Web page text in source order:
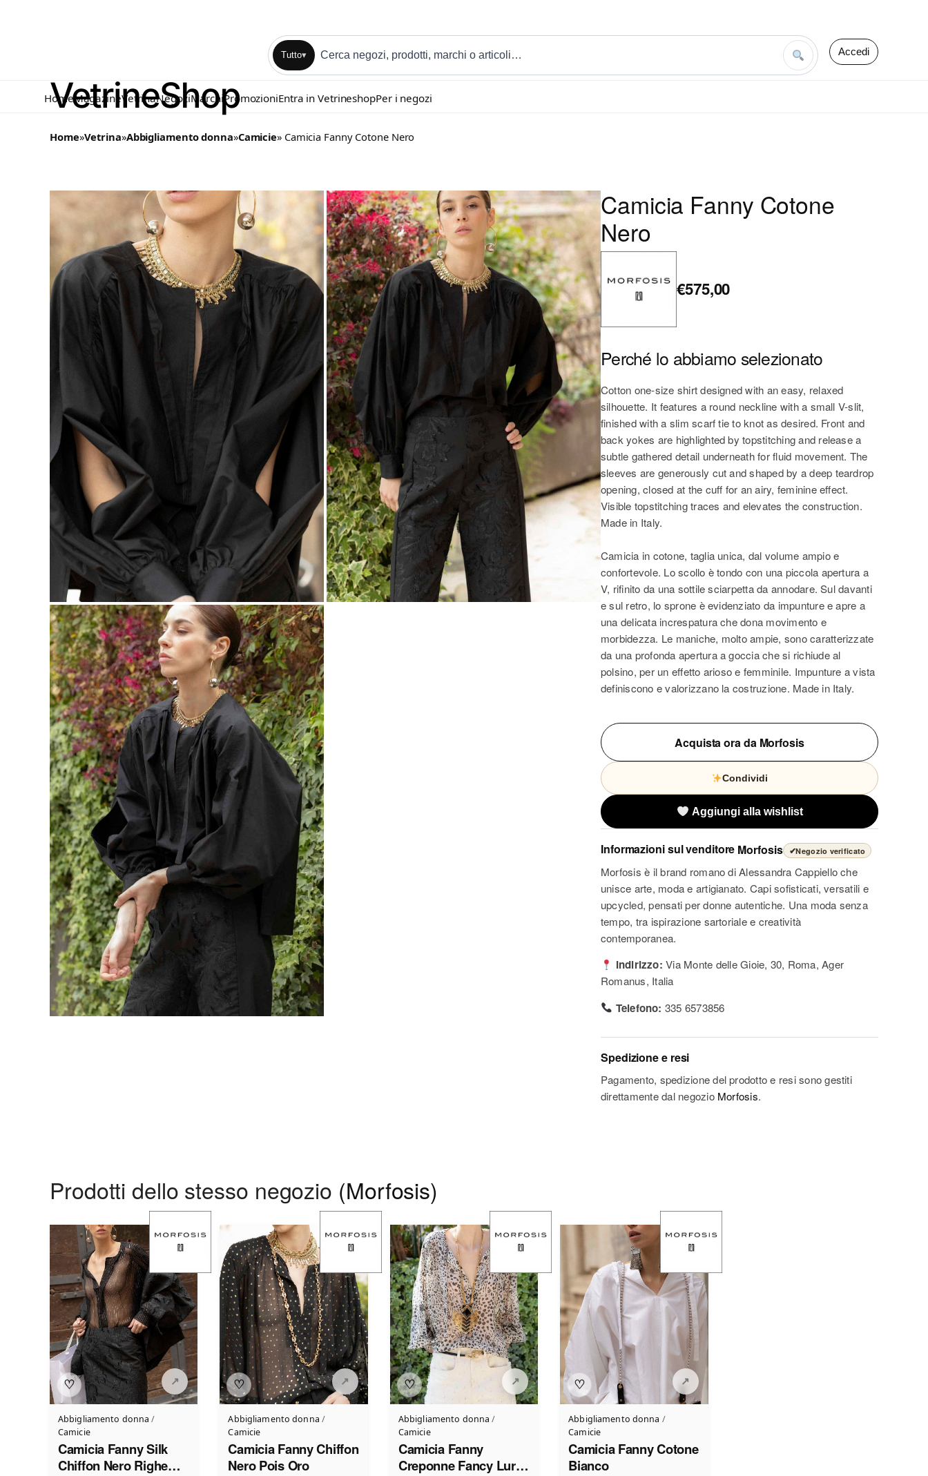
Tutto▾ Accedi
HomeMagazineVetrinaNegoziMarchi PromozioniEntra in VetrineshopPer i negozi
Home»Vetrina»Abbigliamento donna»Camicie» Camicia Fanny Cotone Nero
Camicia Fanny Cotone
Nero
€575,00
Perché lo abbiamo selezionato
Cotton one-size shirt designed with an easy, relaxed
silhouette. It features a round neckline with a small V-slit,
finished with a slim scarf tie to knot as desired. Front and
back yokes are highlighted by topstitching and release a
subtle gathered detail underneath for fluid movement. The
sleeves are generously cut and shaped by a deep teardrop
opening, closed at the cuff for an airy, feminine effect.
Visible topstitching traces and elevates the construction.
Made in Italy.
Camicia in cotone, taglia unica, dal volume ampio e
confortevole. Lo scollo è tondo con una piccola apertura a
V, rifinito da una sottile sciarpetta da annodare. Sul davanti
e sul retro, lo sprone è evidenziato da impunture e apre a
una delicata increspatura che dona movimento e
morbidezza. Le maniche, molto ampie, sono caratterizzate
da una profonda apertura a goccia che si richiude al
polsino, per un effetto arioso e femminile. Impunture a vista
definiscono e valorizzano la costruzione. Made in Italy.
Acquista ora da Morfosis
Condividi
Aggiungi alla wishlist
Informazioni sul venditore Morfosis ✔Negozio verificato
Morfosis è il brand romano di Alessandra Cappiello che
unisce arte, moda e artigianato. Capi sofisticati, versatili e
upcycled, pensati per donne autentiche. Una moda senza
tempo, tra ispirazione sartoriale e creatività
contemporanea.
Indirizzo: Via Monte delle Gioie, 30, Roma, Ager
Romanus, Italia
Telefono: 335 6573856
Spedizione e resi
Pagamento, spedizione del prodotto e resi sono gestiti
direttamente dal negozio Morfosis.
Prodotti dello stesso negozio (Morfosis)
♡
Abbigliamento donna /
Camicie
Camicia Fanny Silk
Chiffon Nero Righe
♡
Abbigliamento donna /
Camicie
Camicia Fanny Chiffon
Nero Pois Oro
♡
Abbigliamento donna /
Camicie
Camicia Fanny
Creponne Fancy Lurex
♡
Abbigliamento donna /
Camicie
Camicia Fanny Cotone
Bianco